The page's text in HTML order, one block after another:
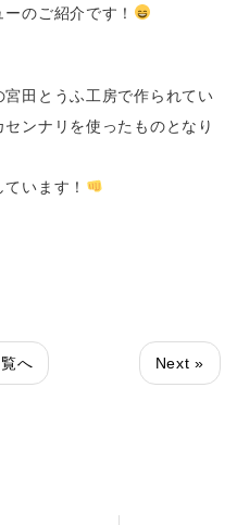
のご紹介です！
田とうふ工房で作られてい
ンナリを使ったものとなり
います！
へ Next »